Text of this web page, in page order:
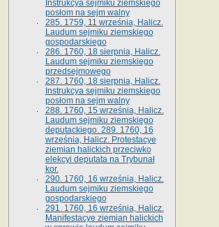
Instrukcya sejmiku ziemskiego
posłom na sejm walny
285. 1759, 11 września, Halicz.
Laudum sejmiku ziemskiego
gospodarskiego
286. 1760, 18 sierpnia, Halicz.
Laudum sejmiku ziemskiego
przedsejmowego
287. 1760, 18 sierpnia, Halicz.
Instrukcya sejmiku ziemskiego
posłom na sejm walny
288. 1760, 15 września, Halicz.
Laudum sejmiku ziemskiego
deputackiego. 289. 1760, 16
września, Halicz. Protestacye
ziemian halickich przeciwko
elekcyi deputata na Trybunał
kor.
290. 1760, 16 września, Halicz.
Laudum sejmiku ziemskiego
gospodarskiego
291. 1760, 16 września, Halicz.
Manifestacye ziemian halickich